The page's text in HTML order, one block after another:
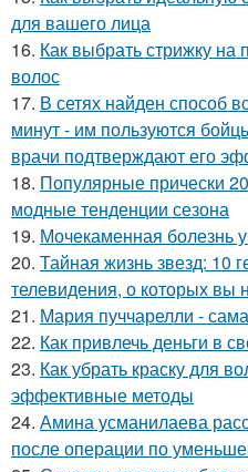
для вашего лица
16. Как выбрать стрижку на
волос
17. В сетях найден способ
минут - им пользуются
врачи подтверждают его
18. Популярные прически
модные тенденции сезона
19. Мочекаменная болезнь
20. Тайная жизнь звезд: 10
телевидения, о которых вы
21. Мария пуччарелли -
22. Как привлечь деньги в
23. Как убрать краску для
эффективные методы
24. Амина усманилаева
после операции по